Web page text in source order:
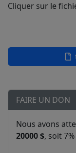
Cliquer sur le
FAIRE UN DON
Nous avons
20000 $, soit